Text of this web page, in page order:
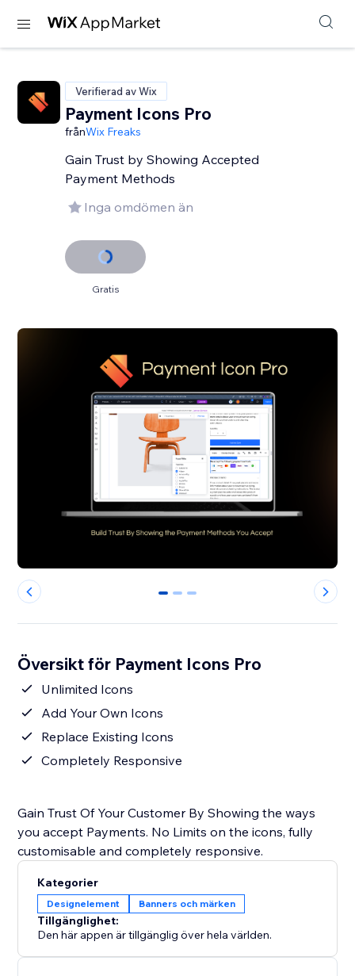
Verifierad av Wix
Payment Icons Pro
frånWix Freaks
Gain Trust by Showing Accepted
Payment Methods
Inga omdömen än
Gratis
0 1 2
Översikt för Payment Icons Pro
Unlimited Icons
Add Your Own Icons
Replace Existing Icons
Completely Responsive
Gain Trust Of Your Customer By Showing the ways
you accept Payments. No Limits on the icons, fully
customisable and completely responsive.
Kategorier
Designelement Banners och märken
Tillgänglighet:
Den här appen är tillgänglig över hela världen.